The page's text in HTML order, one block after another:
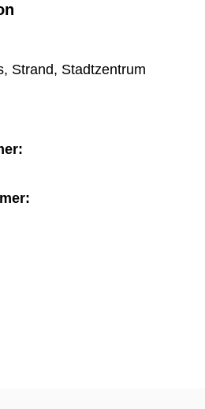
Strand, Stadtzentrum